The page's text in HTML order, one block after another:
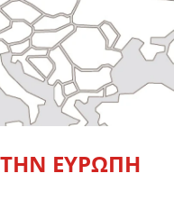
ΕΥΡΩΠΗ